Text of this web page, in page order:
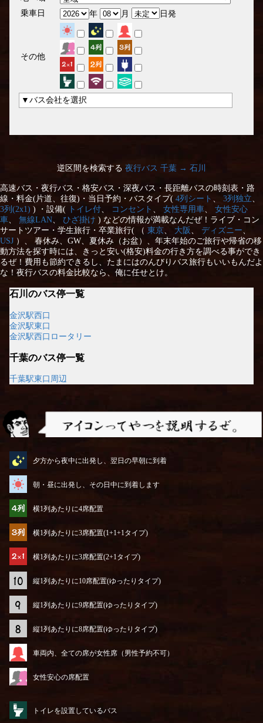
乗車日
年 月 日発
その他
▼バス会社を選択
逆区間を検索する 夜行バス 千葉 → 石川
高速バス・夜行バス・格安バス・深夜バス・長距離バスの時刻表・路
線・料金(片道、往復)・当日予約・バスタイプ( 4列シート 3列独立
3列(2x1) ) ・設備( トイレ付 コンセント 女性専用車
女性安心
車
無線LAN ひざ掛け ) などの情報が満載なんだぜ！ライブ・コン
サートツアー・学生旅行・卒業旅行( （ 東京 大阪 ディズニー
USJ ）、 春休み、GW、夏休み（お盆）、年末年始のご旅行や帰省の移
動方法を探す時には、きっと安い(格安)料金の行き方を調べる事ができ
るぜ！費用も節約できるし、たまにはのんびりバス旅行もいいもんだよ
な！夜行バスの料金比較なら、俺に任せとけ。
石川のバス停一覧
金沢駅西口
金沢駅東口
金沢駅西口ロータリー
千葉のバス停一覧
千葉駅東口周辺
夕方から夜中に出発し、翌日の早朝に到着
朝・昼に出発し、その日中に到着します
横1列あたりに4席配置
横1列あたりに3席配置(1+1+1タイプ)
横1列あたりに3席配置(2+1タイプ)
縦1列あたりに10席配置(ゆったりタイプ)
縦1列あたりに9席配置(ゆったりタイプ)
縦1列あたりに8席配置(ゆったりタイプ)
車両内、全ての席が女性席（男性予約不可）
女性安心の席配置
トイレを設置しているバス